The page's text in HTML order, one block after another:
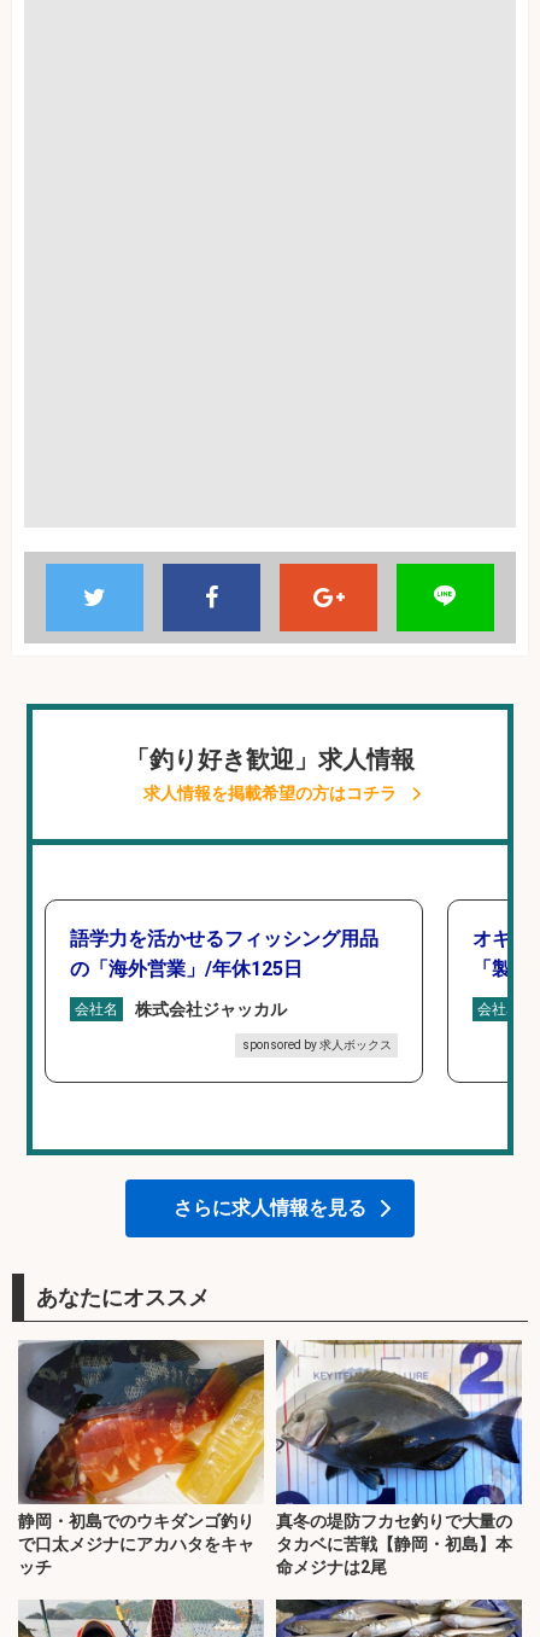
「釣り好き歓迎」求人情報
求人情報を掲載希望の方はコチラ
語学力を活かせるフィッシング用品
の「海外営業」/年休125日
会社名 株式会社ジャッカル
sponsored by 求人ボックス
オキア
「製
会社名
さらに求人情報を見る
あなたにオススメ
静岡・初島でのウキダンゴ釣り
で口太メジナにアカハタをキャ
ッチ
真冬の堤防フカセ釣りで大量の
タカベに苦戦【静岡・初島】本
命メジナは2尾